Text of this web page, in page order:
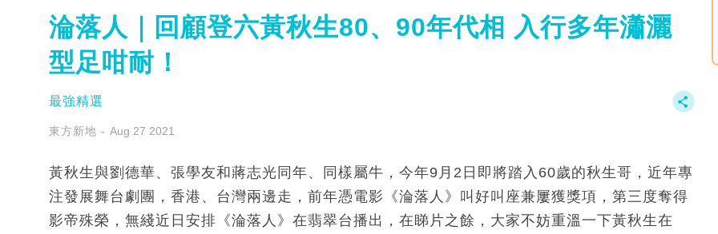
淪落人｜回顧登六黃秋生80、90年代相 入行多年瀟灑
型足咁耐！
最強精選
東方新地 Aug 27 2021
黃秋生與劉德華、張學友和蔣志光同年、同樣屬牛，今年9月2日即將踏入60歲的秋生哥，近年專
注發展舞台劇團，香港、台灣兩邊走，前年憑電影《淪落人》叫好叫座兼屢獲獎項，第三度奪得
影帝殊榮，無綫近日安排《淪落人》在翡翠台播出，在睇片之餘，大家不妨重溫一下黃秋生在